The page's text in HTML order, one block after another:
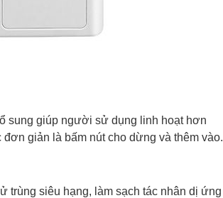
sung giúp người sử dụng linh hoạt hơn
giản là bấm nút cho dừng và thêm vào.
siêu hạng, làm sạch tác nhân dị ứng